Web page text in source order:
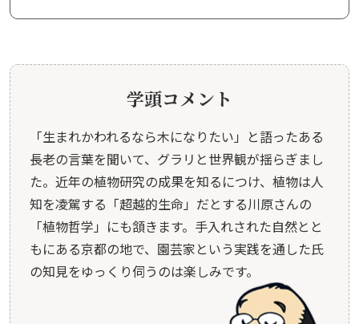
学頭コメント
「生まれかわれるなら木になりたい」と語ったある
長老の言葉を聞いて、グラリと世界観が揺らぎまし
た。近年の植物研究の成果を知るにつけ、植物は人
知を凌駕する「超越的生命」だとする川原さんの
「植物哲学」にも頷きます。手入れされた自然とと
もにある京都の地で、園芸家という実践を通した氏
の知見をゆっくり伺うのは楽しみです。